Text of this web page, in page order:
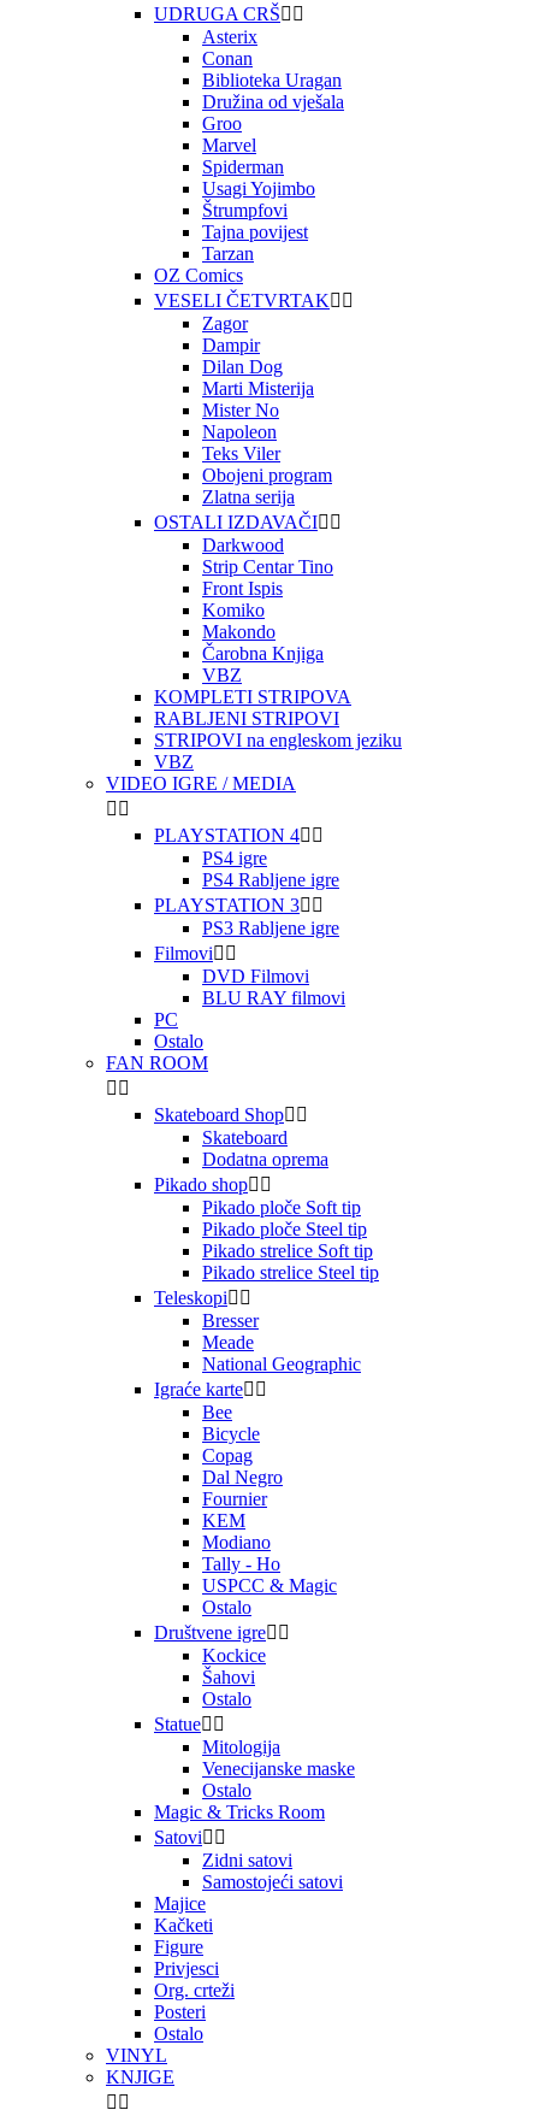
UDRUGA CRŠ 
Asterix
Conan
Biblioteka Uragan
Družina od vješala
Groo
Marvel
Spiderman
Usagi Yojimbo
Štrumpfovi
Tajna povijest
Tarzan
OZ Comics
VESELI ČETVRTAK 
Zagor
Dampir
Dilan Dog
Marti Misterija
Mister No
Napoleon
Teks Viler
Obojeni program
Zlatna serija
OSTALI IZDAVAČI 
Darkwood
Strip Centar Tino
Front Ispis
Komiko
Makondo
Čarobna Knjiga
VBZ
KOMPLETI STRIPOVA
RABLJENI STRIPOVI
STRIPOVI na engleskom jeziku
VBZ
VIDEO IGRE / MEDIA
 
PLAYSTATION 4 
PS4 igre
PS4 Rabljene igre
PLAYSTATION 3 
PS3 Rabljene igre
Filmovi 
DVD Filmovi
BLU RAY filmovi
PC
Ostalo
FAN ROOM
 
Skateboard Shop 
Skateboard
Dodatna oprema
Pikado shop 
Pikado ploče Soft tip
Pikado ploče Steel tip
Pikado strelice Soft tip
Pikado strelice Steel tip
Teleskopi 
Bresser
Meade
National Geographic
Igraće karte 
Bee
Bicycle
Copag
Dal Negro
Fournier
KEM
Modiano
Tally - Ho
USPCC & Magic
Ostalo
Društvene igre 
Kockice
Šahovi
Ostalo
Statue 
Mitologija
Venecijanske maske
Ostalo
Magic & Tricks Room
Satovi 
Zidni satovi
Samostojeći satovi
Majice
Kačketi
Figure
Privjesci
Org. crteži
Posteri
Ostalo
VINYL
KNJIGE
 